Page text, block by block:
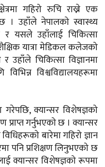
गहिरो रुचि राख्ने एक
। उहाँले नेपालको स्वास्थ्य
यसले उहाँलाई चिकित्सा
शैक्षिक यात्रा मेडिकल कलेजको
उहाँले चिकित्सा विज्ञानमा
विभिन्न विश्वविद्यालयहरूमा
क्यान्सर विशेषज्ञको
प्राप्त गर्नुभएको छ । क्यान्सर
बारेमा गहिरो ज्ञान
पनि प्रशिक्षण लिनुभएको छ
क्यान्सर विशेषज्ञको रूपमा